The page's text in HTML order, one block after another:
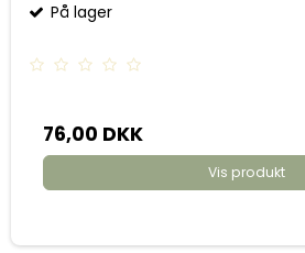
På lager
76,00 DKK
Vis produkt